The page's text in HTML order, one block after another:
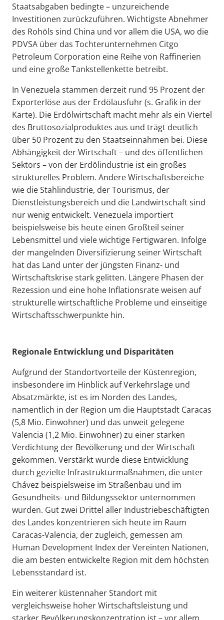
Staatsabgaben bedingte – unzureichende
Investitionen zurückzuführen. Wichtigste Abnehmer
des Rohöls sind China und vor allem die USA, wo die
PDVSA über das Tochterunternehmen Citgo
Petroleum Corporation eine Reihe von Raffinerien
und eine große Tankstellenkette betreibt.
In Venezuela stammen derzeit rund 95 Prozent der
Exporterlöse aus der Erdölausfuhr (s. Grafik in der
Karte). Die Erdölwirtschaft macht mehr als ein Viertel
des Bruttosozialproduktes aus und trägt deutlich
über 50 Prozent zu den Staatseinnahmen bei. Diese
Abhängigkeit der Wirtschaft – und des öffentlichen
Sektors – von der Erdölindustrie ist ein großes
strukturelles Problem. Andere Wirtschaftsbereiche
wie die Stahlindustrie, der Tourismus, der
Dienstleistungsbereich und die Landwirtschaft sind
nur wenig entwickelt. Venezuela importiert
beispielsweise bis heute einen Großteil seiner
Lebensmittel und viele wichtige Fertigwaren. Infolge
der mangelnden Diversifizierung seiner Wirtschaft
hat das Land unter der jüngsten Finanz- und
Wirtschaftskrise stark gelitten. Längere Phasen der
Rezession und eine hohe Inflationsrate weisen auf
strukturelle wirtschaftliche Probleme und einseitige
Wirtschaftsschwerpunkte hin.
Regionale Entwicklung und Disparitäten
Aufgrund der Standortvorteile der Küstenregion,
insbesondere im Hinblick auf Verkehrslage und
Absatzmärkte, ist es im Norden des Landes,
namentlich in der Region um die Hauptstadt Caracas
(5,8 Mio. Einwohner) und das unweit gelegene
Valencia (1,2 Mio. Einwohner) zu einer starken
Verdichtung der Bevölkerung und der Wirtschaft
gekommen. Verstärkt wurde diese Entwicklung
durch gezielte Infrastrukturmaßnahmen, die unter
Chávez beispielsweise im Straßenbau und im
Gesundheits- und Bildungssektor unternommen
wurden. Gut zwei Drittel aller Industriebeschäftigten
des Landes konzentrieren sich heute im Raum
Caracas-Valencia, der zugleich, gemessen am
Human Development Index der Vereinten Nationen,
die am besten entwickelte Region mit dem höchsten
Lebensstandard ist.
Ein weiterer küstennaher Standort mit
vergleichsweise hoher Wirtschaftsleistung und
starker Bevölkerungskonzentration ist – vor allem